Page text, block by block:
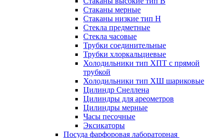
Стаканы мерные
Стаканы низкие тип Н
Стекла предметные
Стекла часовые
Трубки соединительные
Трубки хлоркальциевые
Холодильники тип ХПТ с прямой
трубкой
Холодильники тип ХШ шариковые
Цилиндр Снеллена
Цилиндры для ареометров
Цилиндры мерные
Часы песочные
Эксикаторы
Посуда фарфоровая лабораторная